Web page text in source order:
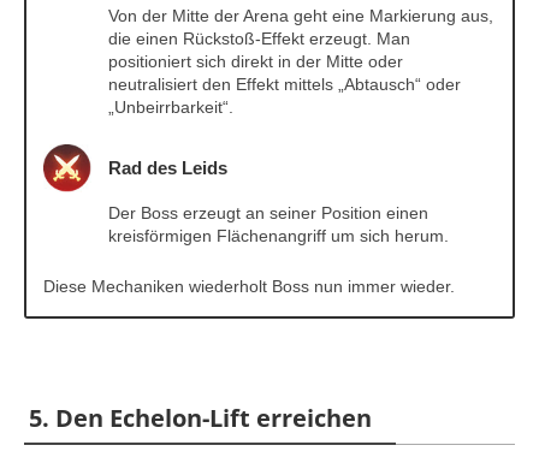
Von der Mitte der Arena geht eine Markierung aus,
die einen Rückstoß-Effekt erzeugt. Man
positioniert sich direkt in der Mitte oder
neutralisiert den Effekt mittels „Abtausch“ oder
„Unbeirrbarkeit“.
Rad des Leids
Der Boss erzeugt an seiner Position einen
kreisförmigen Flächenangriff um sich herum.
Diese Mechaniken wiederholt Boss nun immer wieder.
5. Den Echelon-Lift erreichen